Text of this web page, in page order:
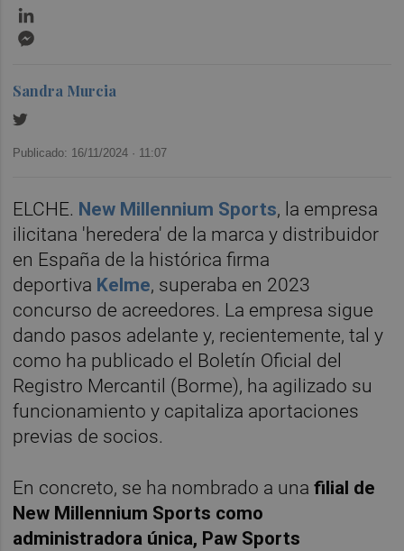
Sandra Murcia
Publicado: 16/11/2024 · 11:07
ELCHE. New Millennium Sports, la empresa
ilicitana 'heredera' de la marca y distribuidor
en España de la histórica firma
deportiva Kelme, superaba en 2023
concurso de acreedores. La empresa sigue
dando pasos adelante y, recientemente, tal y
como ha publicado el Boletín Oficial del
Registro Mercantil (Borme), ha agilizado su
funcionamiento y capitaliza aportaciones
previas de socios.
En concreto, se ha nombrado a una filial de
New Millennium Sports como
administradora única, Paw Sports